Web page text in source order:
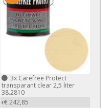
3xCarefree Protect
transparant clear 2,5 liter
38.2810
+€ 242,85